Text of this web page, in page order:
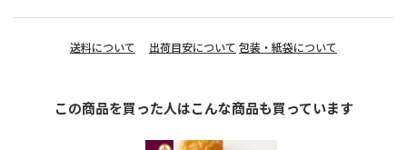
送料について 出荷目安について 包装・紙袋について
この商品を買った人はこんな商品も買っています